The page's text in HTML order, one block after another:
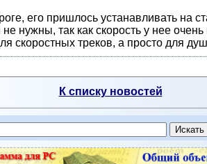
его пришлось устанавливать на
нужны, так как скорость у нее
скоростных треков, а просто для
К списку новостей